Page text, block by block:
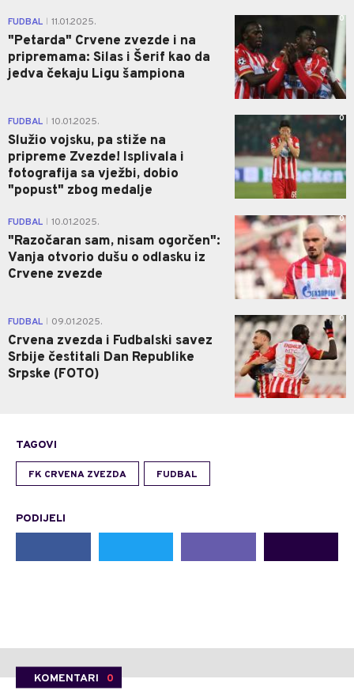
FUDBAL 11.01.2025.
"Petarda" Crvene zvezde i na
pripremama: Silas i Šerif kao da
jedva čekaju Ligu šampiona
0
FUDBAL 10.01.2025.
Služio vojsku, pa stiže na
pripreme Zvezde! Isplivala i
fotografija sa vježbi, dobio
"popust" zbog medalje
0
FUDBAL 10.01.2025.
"Razočaran sam, nisam ogorčen":
Vanja otvorio dušu o odlasku iz
Crvene zvezde
0
FUDBAL 09.01.2025.
Crvena zvezda i Fudbalski savez
Srbije čestitali Dan Republike
Srpske (FOTO)
0
TAGOVI
FK CRVENA ZVEZDA FUDBAL
PODIJELI
KOMENTARI 0